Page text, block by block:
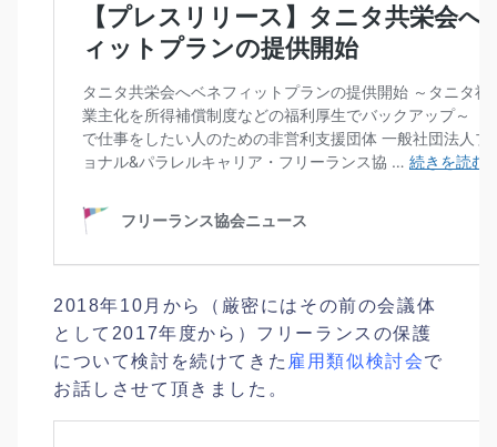
2018年10月から（厳密にはその前の会議体
として2017年度から）フリーランスの保護
について検討を続けてきた 雇用類似検討会で
お話しさせて頂きました。